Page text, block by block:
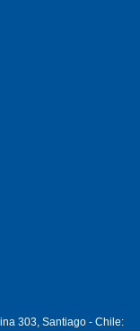
303, Santiago - Chile: